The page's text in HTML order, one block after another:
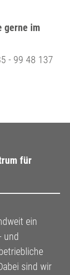
gerne im
- 99 48 137
für
ein
und
sind wir